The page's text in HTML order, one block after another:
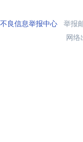
良信息举报中心举报
网